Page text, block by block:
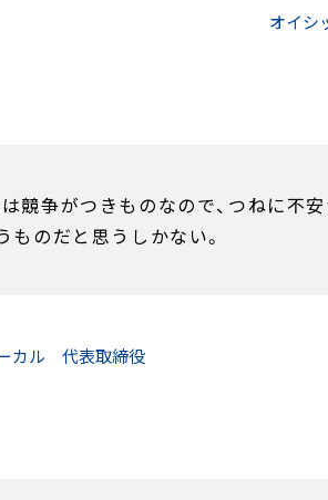
オイシ
競争がつきものなので、つねに不
ものだと思うしかない。
カル 代表取締役